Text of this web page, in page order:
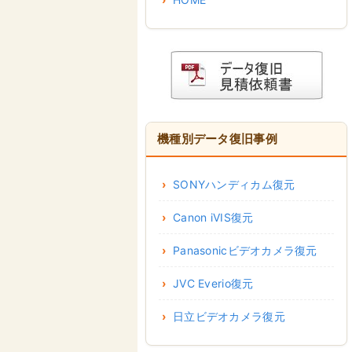
機種別データ復旧事例
SONYハンディカム復元
Canon iVIS復元
Panasonicビデオカメラ復元
JVC Everio復元
日立ビデオカメラ復元